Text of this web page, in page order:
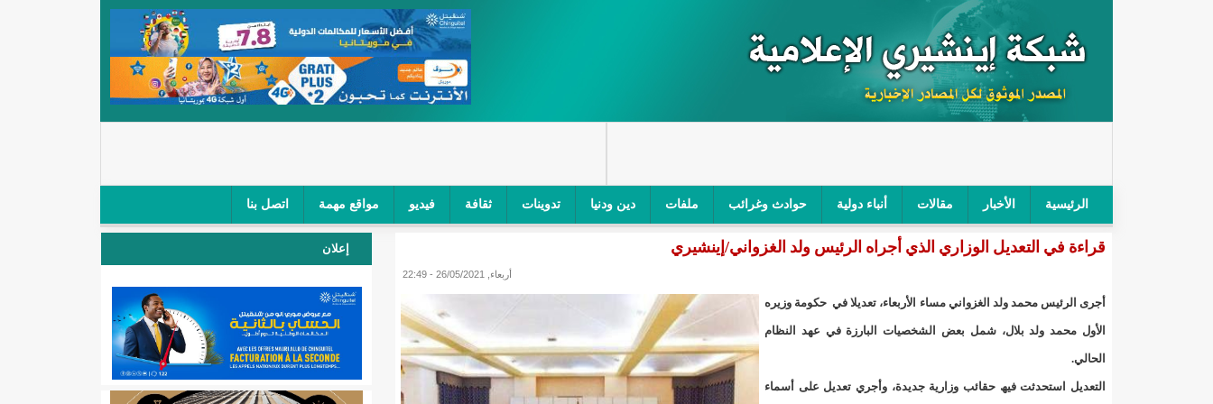
الرئيسية الأخبار مقالات أنباء دولية حوادث وغرائب ملفات دين ودنيا تدوينات ثقافة فيديو مواقع مهمة اتصل بنا
"أمن الطرق" يحجز سيارة شرطي بعد محاولته خرق الحاجز الأمني في نواكشوط الجنوبية/إينشيري "أمن الطرق" یشن حملة على صغار الباعة في ملتقى طرق "كلینیك"/إينشيري
"الموريتانية للطيران"تصدر بيانا توضيحيا حول حادثة مطار نواكشوط (نص البيان)/إينشيري
"الموريتانية" تقيم حفلا لتسليم جوائز "الإحياء الرمضاني 2021"/إينشيري "تواصل" يحدد مرشحيه للوائح الوطنية في الاستحقاقات المقبلة
"جائزة شيخ القراء" تعلن إنطلاق النسخة الخامسة من مسابقة قرآنية/إينشيري "حساسیة" متصاعدة بین وزیرتین في حكومة ولد بلال'(أسماء)
إعلان قراءة في التعدیل الوزاري الذي أجراه الرئیس ولد الغزواني/إينشيري
أربعاء, 26/05/2021 - 22:49
أجرى الرئیس محمد ولد الغزواني مساء الأربعاء، تعدیلا في حكومة وزیره
الأول محمد ولد بلال، شمل بعض الشخصیات البارزة في عھد النظام
الحالي.
التعدیل استحدثت فیھ حقائب وزاریة جدیدة، وأجري تعدیل على أسماء